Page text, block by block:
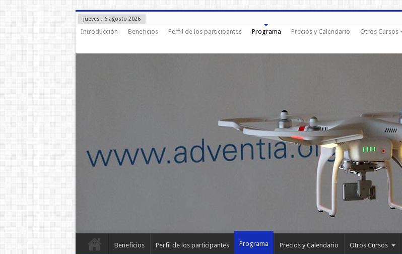
jueves , 6 agosto 2026
Introducción Beneficios Perfil de los participantes Programa Precios y Calendario Otros Cursos
Beneficios Perfil de los participantes Programa Precios y Calendario Otros Cursos